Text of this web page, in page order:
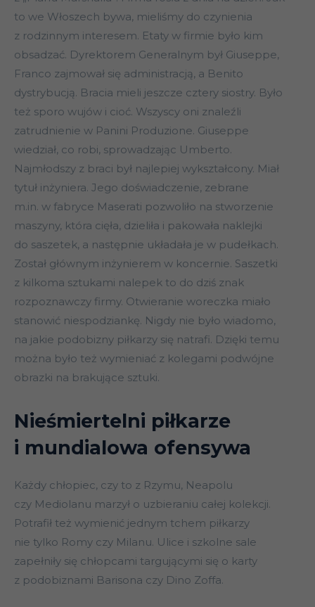
to we Włoszech bywa, mieliśmy do czynienia
z rodzinnym interesem. Etaty w firmie było kim
obsadzać. Dyrektorem Generalnym był Giuseppe,
Franco zajmował się administracją, a Benito
dystrybucją. Bracia mieli jeszcze cztery siostry. Było
też sporo wujów i cioć. Wszyscy oni znaleźli
zatrudnienie w Panini Produzione. Giuseppe
wiedział, co robi, sprowadzając Umberto.
Najmłodszy z braci był najlepiej wykształcony. Miał
tytuł inżyniera. Jego doświadczenie, zebrane
m.in. w fabryce Maserati pozwoliło na stworzenie
maszyny, która cięła, dzieliła i pakowała naklejki
do saszetek, a następnie układała je w pudełkach.
Został głównym inżynierem w koncernie. Saszetki
z kilkoma sztukami nalepek to do dziś znak
rozpoznawczy firmy. Otwieranie woreczka miało
stanowić niespodziankę. Nigdy nie było wiadomo,
na jakie podobizny piłkarzy się natrafi. Dzięki temu
można było też wymieniać z kolegami podwójne
obrazki na brakujące sztuki.
Nieśmiertelni piłkarze
i mundialowa ofensywa
Każdy chłopiec, czy to z Rzymu, Neapolu
czy Mediolanu marzył o uzbieraniu całej kolekcji.
Potrafił też wymienić jednym tchem piłkarzy
nie tylko Romy czy Milanu. Ulice i szkolne sale
zapełniły się chłopcami targującymi się o karty
z podobiznami Barisona czy Dino Zoffa.